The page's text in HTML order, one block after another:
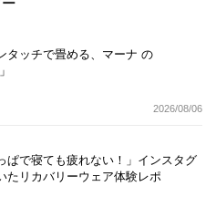
タッチで畳める、マーナ の
2026/08/06
ぱで寝ても疲れない！」インスタグ
たリカバリーウェア体験レポ